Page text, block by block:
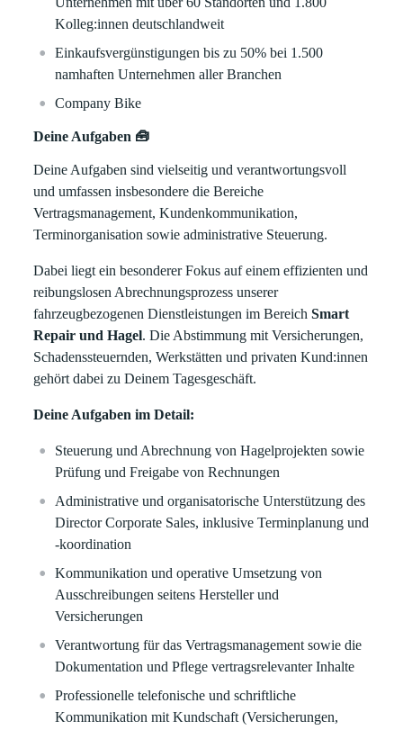
Kolleg:innen deutschlandweit
Einkaufsvergünstigungen bis zu 50% bei 1.500
namhaften Unternehmen aller Branchen
Company Bike
Deine Aufgaben 🧰
Deine Aufgaben sind vielseitig und verantwortungsvoll
und umfassen insbesondere die Bereiche
Vertragsmanagement, Kundenkommunikation,
Terminorganisation sowie administrative Steuerung.
Dabei liegt ein besonderer Fokus auf einem effizienten und
reibungslosen Abrechnungsprozess unserer
fahrzeugbezogenen Dienstleistungen im BereichSmart
Repair und Hagel. Die Abstimmung mit Versicherungen,
Schadenssteuernden, Werkstätten und privaten Kund:innen
gehört dabei zu Deinem Tagesgeschäft.
Deine Aufgaben im Detail:
Steuerung und Abrechnung von Hagelprojekten sowie
Prüfung und Freigabe von Rechnungen
Administrative und organisatorische Unterstützung des
Director Corporate Sales, inklusive Terminplanung und
-koordination
Kommunikation und operative Umsetzung von
Ausschreibungen seitens Hersteller und
Versicherungen
Verantwortung für das Vertragsmanagement sowie die
Dokumentation und Pflege vertragsrelevanter Inhalte
Professionelle telefonische und schriftliche
Kommunikation mit Kundschaft (Versicherungen,